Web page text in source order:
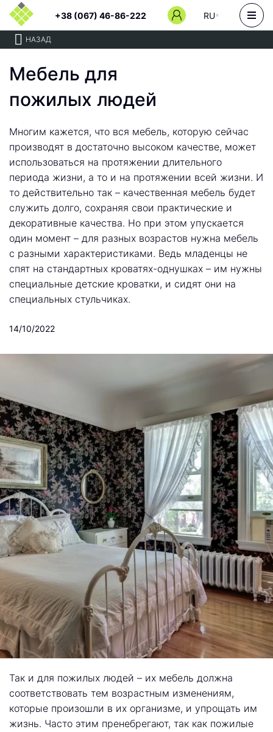
+38 (067) 46-86-222 RU
НАЗАД
Мебель для
пожилых людей
Многим кажется, что вся мебель, которую сейчас
производят в достаточно высоком качестве, может
использоваться на протяжении длительного
периода жизни, а то и на протяжении всей жизни. И
то действительно так – качественная мебель будет
служить долго, сохраняя свои практические и
декоративные качества. Но при этом упускается
один момент – для разных возрастов нужна мебель
с разными характеристиками. Ведь младенцы не
спят на стандартных кроватях-однушках – им нужны
специальные детские кроватки, и сидят они на
специальных стульчиках.
14/10/2022
Так и для пожилых людей – их мебель должна
соответствовать тем возрастным изменениям,
которые произошли в их организме, и упрощать им
жизнь. Часто этим пренебрегают, так как пожилые